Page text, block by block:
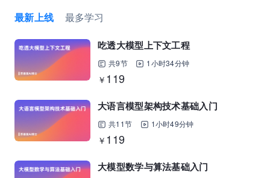
最新上线 最多学习
吃透大模型上下文工程
共9节 1小时34分钟
￥ 119
大语言模型架构技术基础入门
共11节 1小时49分钟
￥ 119
大模型数学与算法基础入门